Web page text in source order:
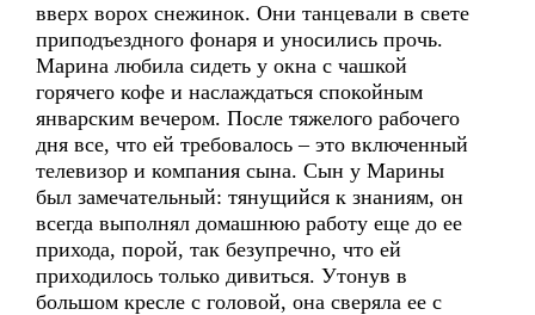
вверх ворох снежинок. Они танцевали в свете
приподъездного фонаря и уносились прочь.
Марина любила сидеть у окна с чашкой
горячего кофе и наслаждаться спокойным
январским вечером. После тяжелого рабочего
дня все, что ей требовалось – это включенный
телевизор и компания сына. Сын у Марины
был замечательный: тянущийся к знаниям, он
всегда выполнял домашнюю работу еще до ее
прихода, порой, так безупречно, что ей
приходилось только дивиться. Утонув в
большом кресле с головой, она сверяла ее с